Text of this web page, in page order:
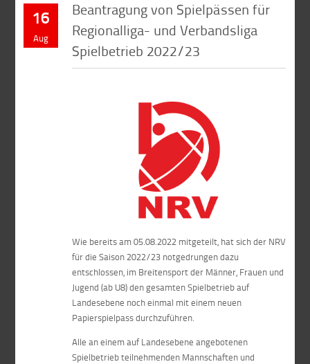
16
Aug
Beantragung von Spielpässen für
Regionalliga- und Verbandsliga
Spielbetrieb 2022/23
Wie bereits am 05.08.2022 mitgeteilt, hat sich der NRV
für die Saison 2022/23 notgedrungen dazu
entschlossen, im Breitensport der Männer, Frauen und
Jugend (ab U8) den gesamten Spielbetrieb auf
Landesebene noch einmal mit einem neuen
Papierspielpass durchzuführen.
Alle an einem auf Landesebene angebotenen
Spielbetrieb teilnehmenden Mannschaften und